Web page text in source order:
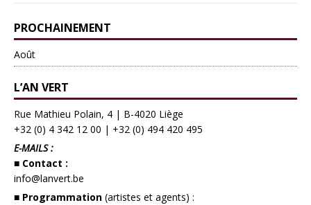
PROCHAINEMENT
Août
L’AN VERT
Rue Mathieu Polain, 4 | B-4020 Liège
+32 (0) 4 342 12 00 | +32 (0) 494 420 495
E-MAILS :
■ Contact :
info@lanvert.be
■ Programmation (artistes et agents) :